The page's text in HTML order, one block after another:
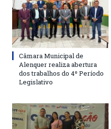
Câmara Municipal de
Alenquer realiza abertura
dos trabalhos do 4º Período
Legislativo